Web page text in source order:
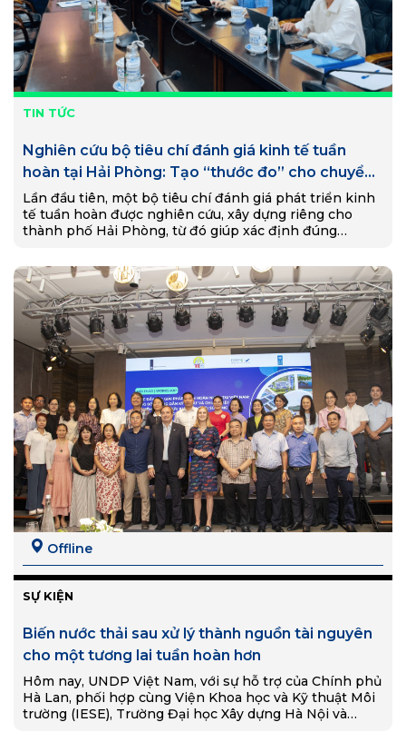
TIN TỨC
Nghiên cứu bộ tiêu chí đánh giá kinh tế tuần
hoàn tại Hải Phòng: Tạo “thước đo” cho chuyển
đổi xanh và phát triển bền vững
Lần đầu tiên, một bộ tiêu chí đánh giá phát triển kinh
tế tuần hoàn được nghiên cứu, xây dựng riêng cho
thành phố Hải Phòng, từ đó giúp xác định đúng
Offline
SỰ KIỆN
Biến nước thải sau xử lý thành nguồn tài nguyên
cho một tương lai tuần hoàn hơn
Hôm nay, UNDP Việt Nam, với sự hỗ trợ của Chính phủ
Hà Lan, phối hợp cùng Viện Khoa học và Kỹ thuật Môi
trường (IESE), Trường Đại học Xây dựng Hà Nội và…